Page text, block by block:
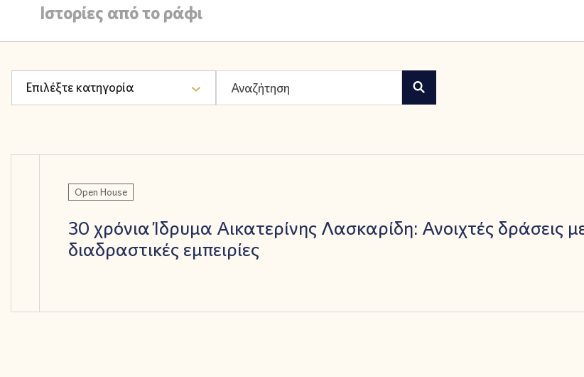
Ιστορίες από το ράφι
Επιλέξτε κατηγορία
Open House
30 χρόνια Ίδρυμα Αικατερίνης Λασκαρίδη: Ανοιχτές δράσεις
διαδραστικές εμπειρίες